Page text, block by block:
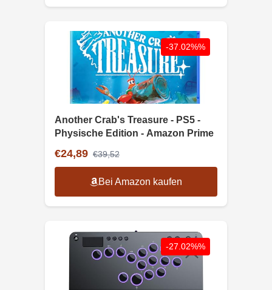
-37.02%%
Another Crab's Treasure - PS5 -
Physische Edition - Amazon Prime
€24,89 €39,52
Bei Amazon kaufen
-27.02%%